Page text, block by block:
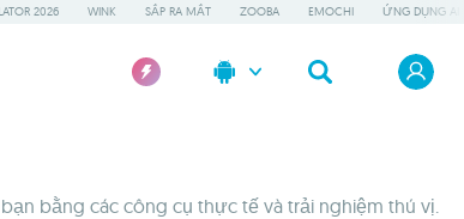
2026 WINK SẮP RA MẮT ZOOBA EMOCHI ỨNG DỤNG AI
bằng các công cụ thực tế và trải nghiệm thú vị.